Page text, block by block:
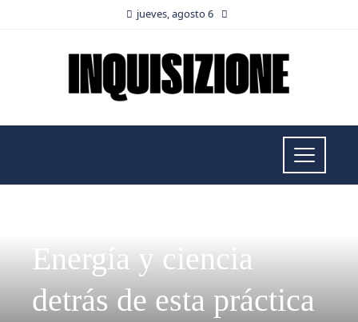
jueves, agosto 6
Energía y ciencia
detrás de esta práctica